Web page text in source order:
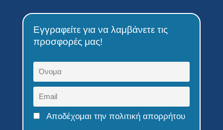
Εγγραφείτε για να λαμβάνετε τις
προσφορές μας!
Αποδέχομαι την πολιτική απορρήτου